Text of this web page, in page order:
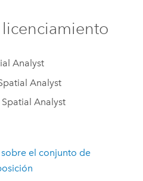
Analyst
Analyst
Analyst
el conjunto de